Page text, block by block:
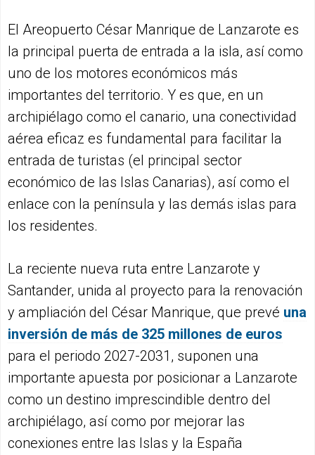
El Areopuerto César Manrique de Lanzarote es
la principal puerta de entrada a la isla, así como
uno de los motores económicos más
importantes del territorio. Y es que, en un
archipiélago como el canario, una conectividad
aérea eficaz es fundamental para facilitar la
entrada de turistas (el principal sector
económico de las Islas Canarias), así como el
enlace con la península y las demás islas para
los residentes.
La reciente nueva ruta entre Lanzarote y
Santander, unida al proyecto para la renovación
y ampliación del César Manrique, que prevé una
inversión de más de 325 millones de euros
para el periodo 2027-2031, suponen una
importante apuesta por posicionar a Lanzarote
como un destino imprescindible dentro del
archipiélago, así como por mejorar las
conexiones entre las Islas y la España